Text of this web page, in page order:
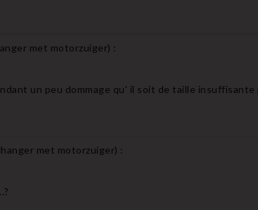
met motorzuiger) :
un peu dommage qu' il soit de taille
met motorzuiger) :